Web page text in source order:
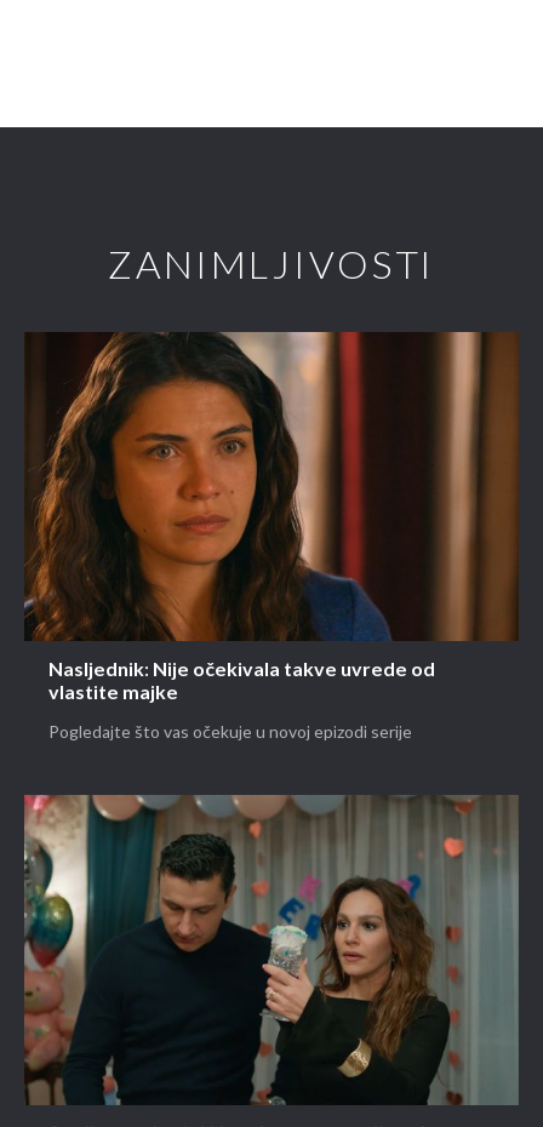
ZANIMLJIVOSTI
Nasljednik: Nije očekivala takve uvrede od
vlastite majke
Pogledajte što vas očekuje u novoj epizodi serije